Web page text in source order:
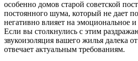
особенно домов старой советской
постоянного шума, который не дает
негативно влияет на эмоциональное и
Если вы столкнулись с этим
звукоизоляция вашего жилья далека
отвечает актуальным требованиям.